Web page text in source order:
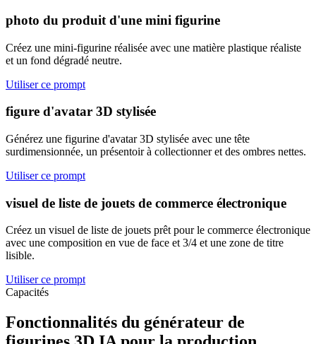
photo du produit d'une mini figurine
Créez une mini-figurine réalisée avec une matière plastique réaliste
et un fond dégradé neutre.
Utiliser ce prompt
figure d'avatar 3D stylisée
Générez une figurine d'avatar 3D stylisée avec une tête
surdimensionnée, un présentoir à collectionner et des ombres nettes.
Utiliser ce prompt
visuel de liste de jouets de commerce électronique
Créez un visuel de liste de jouets prêt pour le commerce électronique
avec une composition en vue de face et 3/4 et une zone de titre
lisible.
Utiliser ce prompt
Capacités
Fonctionnalités du générateur de